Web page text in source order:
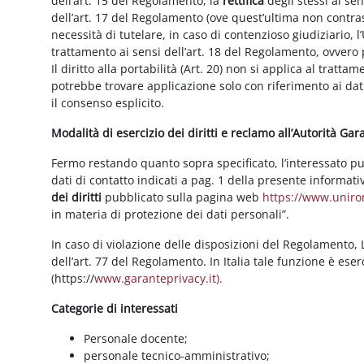
dell’art. 17 del Regolamento (ove quest’ultima non
necessità di tutelare, in caso di contenzioso
trattamento ai sensi dell’art. 18 del Regolamento,
Il diritto alla portabilità (Art. 20) non si applica al
potrebbe trovare applicazione solo con riferimento ai
il consenso esplicito.
Modalità di esercizio dei diritti e reclamo all’Autorità
Fermo restando quanto sopra specificato, l’interessato
dati di contatto indicati a pag. 1 della presente
dei diritti pubblicato sulla pagina web https://
in materia di protezione dei dati personali”.
In caso di violazione delle disposizioni del
dell’art. 77 del Regolamento. In Italia tale funzione è
(https://www.garanteprivacy.it).
Categorie di interessati
Personale docente;
personale tecnico-amministrativo;